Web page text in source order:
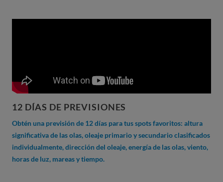
12 DÍAS DE PREVISIONES
Obtén una previsión de 12 días para tus spots favoritos: altura
significativa de las olas, oleaje primario y secundario clasificados
individualmente, dirección del oleaje, energía de las olas, viento,
horas de luz, mareas y tiempo.